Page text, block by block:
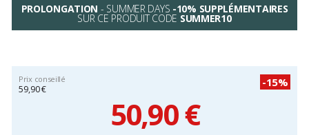
PROLONGATION - SUMMER DAYS -10% SUPPLÉMENTAIRES
SUR CE PRODUIT CODE SUMMER10
Prix conseillé
59,90 €
-15%
50,90 €